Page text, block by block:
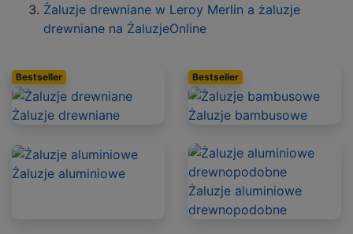
Żaluzje drewniane w Leroy Merlin a żaluzje
drewniane na ŻaluzjeOnline
Bestseller
Żaluzje drewniane
Bestseller
Żaluzje bambusowe
Żaluzje aluminiowe
Żaluzje aluminiowe
drewnopodobne